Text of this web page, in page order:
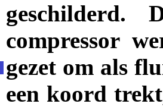
geschilderd.
compressor
gezet om als
een koord